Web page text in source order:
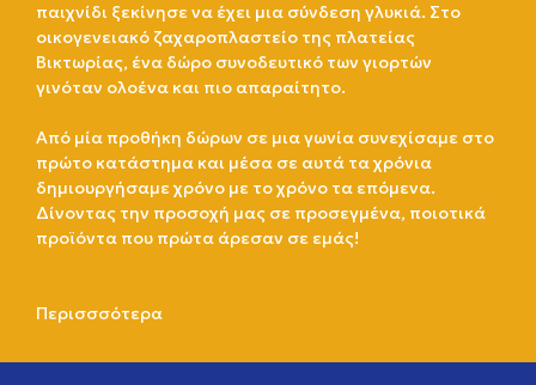
παιχνίδι ξεκίνησε να έχει μια σύνδεση γλυκιά. Στο
οικογενειακό ζαχαροπλαστείο της πλατείας
Βικτωρίας, ένα δώρο συνοδευτικό των γιορτών
γινόταν ολοένα και πιο απαραίτητο.
Από μία προθήκη δώρων σε μια γωνία συνεχίσαμε στο
πρώτο κατάστημα και μέσα σε αυτά τα χρόνια
δημιουργήσαμε χρόνο με το χρόνο τα επόμενα.
Δίνοντας την προσοχή μας σε προσεγμένα, ποιοτικά
προϊόντα που πρώτα άρεσαν σε εμάς!
Περισσσότερα